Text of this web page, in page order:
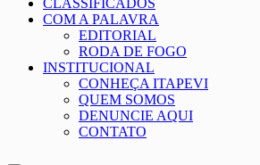
CLASSIFICADOS
COM A PALAVRA
EDITORIAL
RODA DE FOGO
INSTITUCIONAL
CONHEÇA ITAPEVI
QUEM SOMOS
DENUNCIE AQUI
CONTATO